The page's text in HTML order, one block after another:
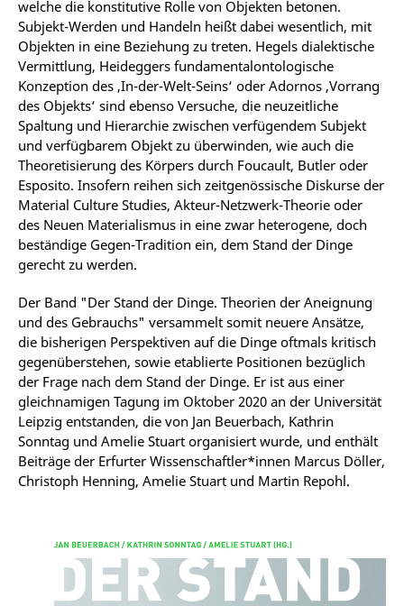
welche die konstitutive Rolle von Objekten betonen.
Subjekt-Werden und Handeln heißt dabei wesentlich, mit
Objekten in eine Beziehung zu treten. Hegels dialektische
Vermittlung, Heideggers fundamentalontologische
Konzeption des ‚In-der-Welt-Seins‘ oder Adornos ‚Vorrang
des Objekts‘ sind ebenso Versuche, die neuzeitliche
Spaltung und Hierarchie zwischen verfügendem Subjekt
und verfügbarem Objekt zu überwinden, wie auch die
Theoretisierung des Körpers durch Foucault, Butler oder
Esposito. Insofern reihen sich zeitgenössische Diskurse der
Material Culture Studies, Akteur-Netzwerk-Theorie oder
des Neuen Materialismus in eine zwar heterogene, doch
beständige Gegen-Tradition ein, dem Stand der Dinge
gerecht zu werden.
Der Band "Der Stand der Dinge. Theorien der Aneignung
und des Gebrauchs" versammelt somit neuere Ansätze,
die bisherigen Perspektiven auf die Dinge oftmals kritisch
gegenüberstehen, sowie etablierte Positionen bezüglich
der Frage nach dem Stand der Dinge. Er ist aus einer
gleichnamigen Tagung im Oktober 2020 an der Universität
Leipzig entstanden, die von Jan Beuerbach, Kathrin
Sonntag und Amelie Stuart organisiert wurde, und enthält
Beiträge der Erfurter Wissenschaftler*innen Marcus Döller,
Christoph Henning, Amelie Stuart und Martin Repohl.